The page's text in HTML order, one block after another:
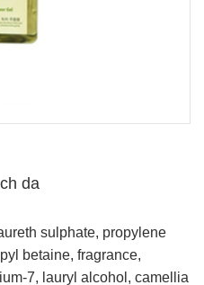
da
sulphate, propylene
betaine, fragrance,
7, lauryl alcohol, camellia